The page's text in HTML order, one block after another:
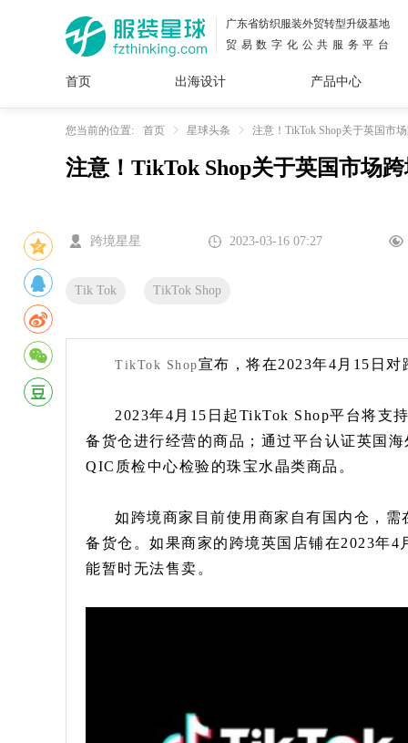
广东省纺织服装外贸转型升级基地
贸易数字化公共服务平台
首页 出海设计
面料
花型
插画
图案
服装
设计
产品中心
女装
内衣
男装
运动
服
童装
牛仔
服装
您当前的位置: 首页 星球头条 注意！TikTok Shop关于英国市
注意！TikTok Shop关于英国市场
跨境星星 2023-03-16 07:27
Tik Tok TikTok Shop
TikTok Shop宣布，将在2023年4月15日
2023年4月15日起TikTok Shop平台将支
备货仓进行经营的商品；通过平台认证英国
QIC质检中心检验的珠宝水晶类商品。
如跨境商家目前使用商家自有国内仓，
备货仓。如果商家的跨境英国店铺在2023年
能暂时无法售卖。